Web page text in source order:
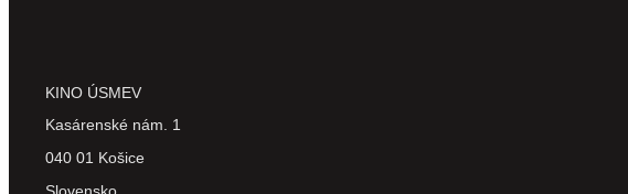
KINO ÚSMEV
Kasárenské nám. 1
040 01 Košice